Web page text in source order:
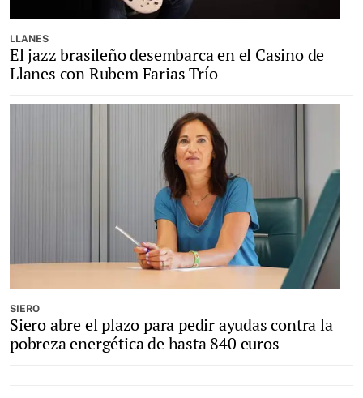
LLANES
El jazz brasileño desembarca en el Casino de
Llanes con Rubem Farias Trío
SIERO
Siero abre el plazo para pedir ayudas contra la
pobreza energética de hasta 840 euros